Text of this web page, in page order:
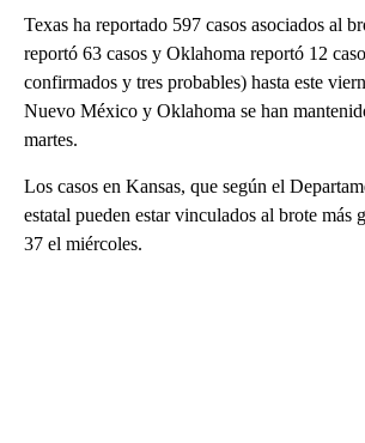
Texas ha reportado 597 casos asociados al
reportó 63 casos y Oklahoma reportó 12
confirmados y tres probables) hasta este
Nuevo México y Oklahoma se han
martes.
Los casos en Kansas, que según el
estatal pueden estar vinculados al brote más
37 el miércoles.